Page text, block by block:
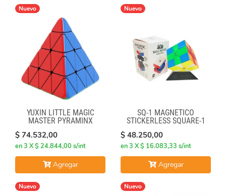
Nuevo
YUXIN LITTLE MAGIC
MASTER PYRAMINX
$ 74.532,00
en 3 X $ 24.844,00 s/int
Agregar
Nuevo
SQ-1 MAGNÉTICO
STICKERLESS SQUARE-1
$ 48.250,00
en 3 X $ 16.083,33 s/int
Agregar
Nuevo Nuevo